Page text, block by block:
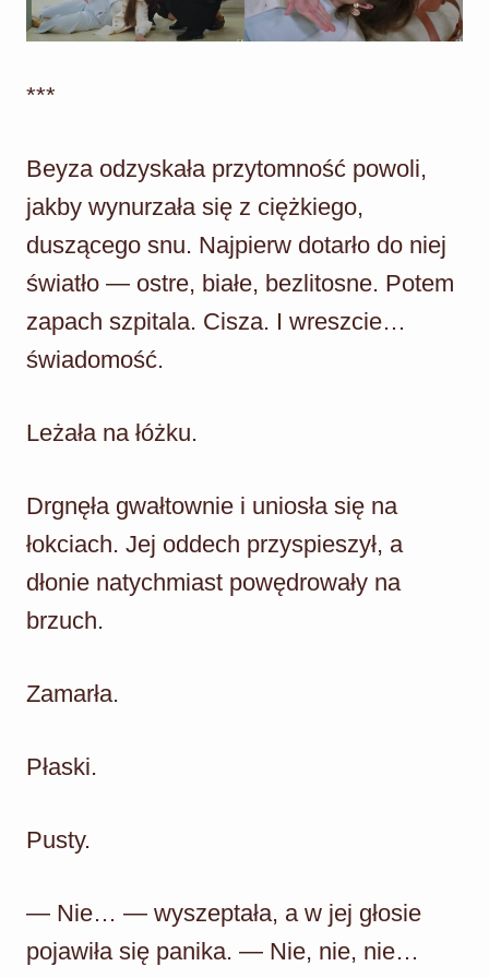
***
Beyza odzyskała przytomność powoli,
jakby wynurzała się z ciężkiego,
duszącego snu. Najpierw dotarło do niej
światło — ostre, białe, bezlitosne. Potem
zapach szpitala. Cisza. I wreszcie…
świadomość.
Leżała na łóżku.
Drgnęła gwałtownie i uniosła się na
łokciach. Jej oddech przyspieszył, a
dłonie natychmiast powędrowały na
brzuch.
Zamarła.
Płaski.
Pusty.
— Nie… — wyszeptała, a w jej głosie
pojawiła się panika. — Nie, nie, nie…